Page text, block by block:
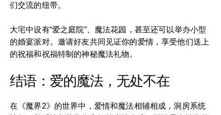
们交流的纽带。
大宅中设有“爱之庭院”、魔法花园，甚至还可以举办小型
的婚宴派对。邀请好友共同见证你的爱情，享受他们送上
的祝福和祝福特制的神秘魔法礼物。
结语：爱的魔法，无处不在
在《魔界2》的世界中，爱情和魔法相辅相成，洞房系统